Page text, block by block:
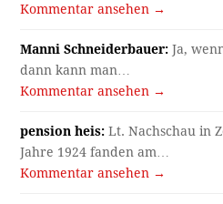
Kommentar ansehen →
Manni Schneiderbauer: Ja,
dann kann man…
Kommentar ansehen →
pension heis: Lt. Nachschau in
Jahre 1924 fanden am…
Kommentar ansehen →